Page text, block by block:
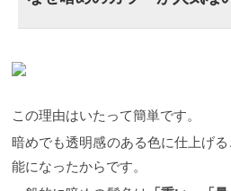
この理由はいたって簡単です。
暗めでも透明感のある色に仕上げ
能になったからです。